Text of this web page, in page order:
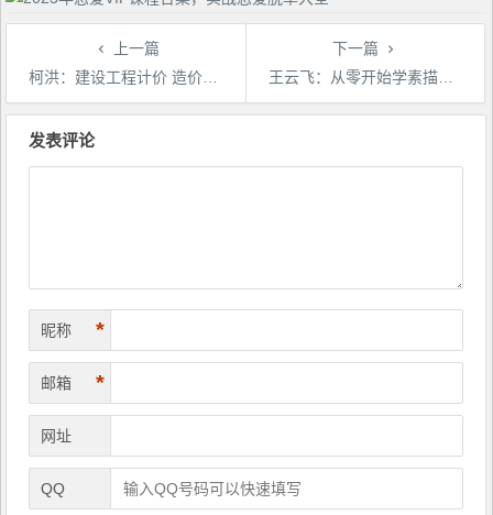
上一篇
柯洪：建设工程计价 造价工程师
下一篇
王云飞：从零开始学素描基础篇
文
发表评论
昵称 *
邮箱 *
网址
QQ